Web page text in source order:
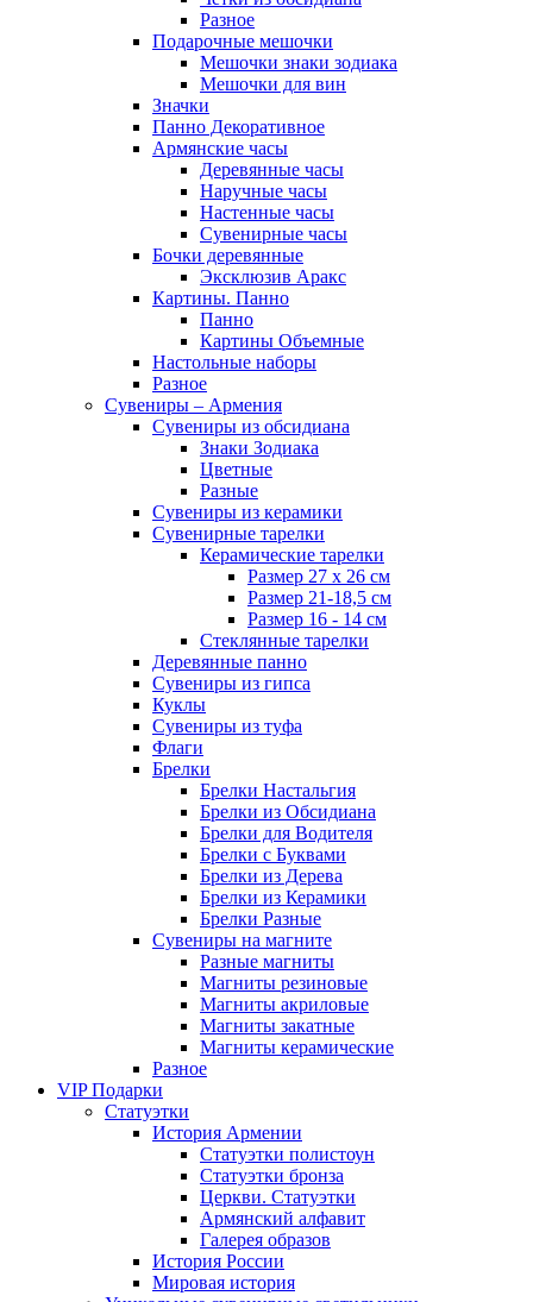
Разное
Подарочные мешочки
Мешочки знаки зодиака
Мешочки для вин
Значки
Панно Декоративное
Армянские часы
Деревянные часы
Наручные часы
Настенные часы
Сувенирные часы
Бочки деревянные
Эксклюзив Аракс
Картины. Панно
Панно
Картины Объемные
Настольные наборы
Разное
Сувениры – Армения
Сувениры из обсидиана
Знаки Зодиака
Цветные
Разные
Сувениры из керамики
Сувенирные тарелки
Керамические тарелки
Размер 27 х 26 см
Размер 21-18,5 см
Размер 16 - 14 см
Стеклянные тарелки
Деревянные панно
Сувениры из гипса
Куклы
Сувениры из туфа
Флаги
Брелки
Брелки Настальгия
Брелки из Обсидиана
Брелки для Водителя
Брелки с Буквами
Брелки из Дерева
Брелки из Керамики
Брелки Разные
Сувениры на магните
Разные магниты
Магниты резиновые
Магниты акриловые
Магниты закатные
Магниты керамические
Разное
VIP Подарки
Статуэтки
История Армении
Статуэтки полистоун
Статуэтки бронза
Церкви. Статуэтки
Армянский алфавит
Галерея образов
История России
Мировая история